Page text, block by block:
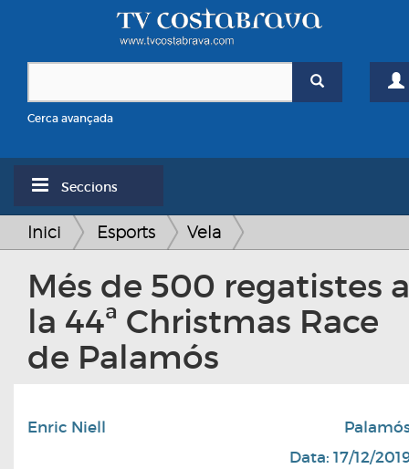
Cerca avançada
Seccions
Inici Esports Vela
Més de 500 regatistes a
la 44ª Christmas Race
de Palamós
Enric Niell
Data: 17/12/